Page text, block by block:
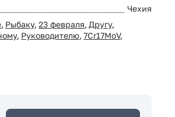
Чехия
, Рыбаку, 23 февраля, Другу,
, Руководителю, 7Cr17MoV,